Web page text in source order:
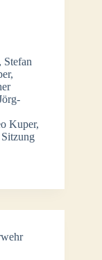
Stefan
Kuper,